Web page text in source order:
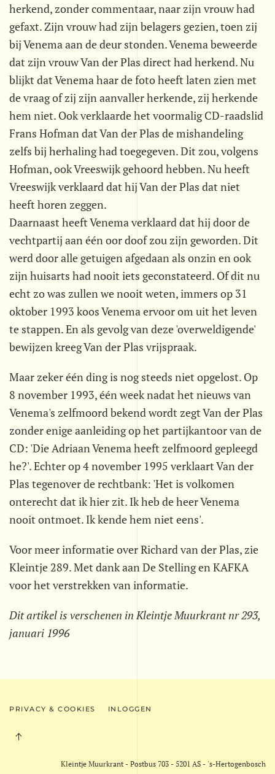
herkend, zonder commentaar, naar zijn vrouw had
gefaxt. Zijn vrouw had zijn belagers gezien, toen zij
bij Venema aan de deur stonden. Venema beweerde
dat zijn vrouw Van der Plas direct had herkend. Nu
blijkt dat Venema haar de foto heeft laten zien met
de vraag of zij zijn aanvaller herkende, zij herkende
hem niet. Ook verklaarde het voormalig CD-raadslid
Frans Hofman dat Van der Plas de mishandeling
zelfs bij herhaling had toegegeven. Dit zou, volgens
Hofman, ook Vreeswijk gehoord hebben. Nu heeft
Vreeswijk verklaard dat hij Van der Plas dat niet
heeft horen zeggen.
Daarnaast heeft Venema verklaard dat hij door de
vechtpartij aan één oor doof zou zijn geworden. Dit
werd door alle getuigen afgedaan als onzin en ook
zijn huisarts had nooit iets geconstateerd. Of dit nu
echt zo was zullen we nooit weten, immers op 31
oktober 1993 koos Venema ervoor om uit het leven
te stappen. En als gevolg van deze 'overweldigende'
bewijzen kreeg Van der Plas vrijspraak.
Maar zeker één ding is nog steeds niet opgelost. Op
8 november 1993, één week nadat het nieuws van
Venema's zelfmoord bekend wordt zegt Van der Plas
zonder enige aanleiding op het partijkantoor van de
CD: 'Die Adriaan Venema heeft zelfmoord gepleegd
he?'. Echter op 4 november 1995 verklaart Van der
Plas tegenover de rechtbank: 'Het is volkomen
onterecht dat ik hier zit. Ik heb de heer Venema
nooit ontmoet. Ik kende hem niet eens'.
Voor meer informatie over Richard van der Plas, zie
Kleintje 289. Met dank aan De Stelling en KAFKA
voor het verstrekken van informatie.
Dit artikel is verschenen in Kleintje Muurkrant nr 293,
januari 1996
PRIVACY & COOKIES INLOGGEN
Kleintje Muurkrant - Postbus 703 - 5201 AS - 's-Hertogenbosch